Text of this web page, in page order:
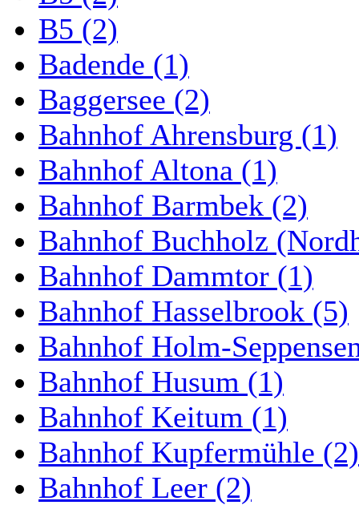
B5 (2)
Badende (1)
Baggersee (2)
Bahnhof Ahrensburg (1)
Bahnhof Altona (1)
Bahnhof Barmbek (2)
Bahnhof Buchholz
Bahnhof Dammtor (1)
Bahnhof Hasselbrook (5)
Bahnhof Holm-
Bahnhof Husum (1)
Bahnhof Keitum (1)
Bahnhof Kupfermühle (2)
Bahnhof Leer (2)